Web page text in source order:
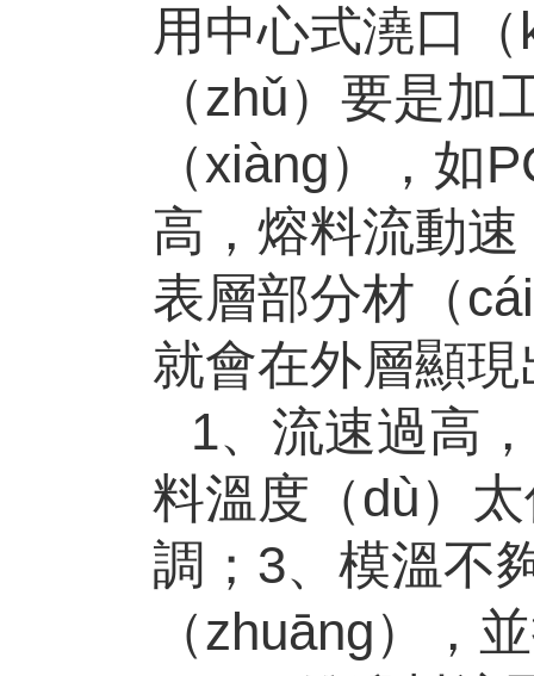
用中心式澆口
（zhǔ）要是
（xiàng），如
高，熔料流動
表層部分材（
就會在外層顯
1、流速過高
料溫度（dù）
調； 3、模溫不
（zhuāng），